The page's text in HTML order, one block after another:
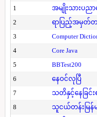
1
အမျိုးသားပညာ
2
ရာပြည့်အမှ
3
Computer
4
Core Java
5
BBTest200
6
နေဝင်လုပြီ
7
သတိနှင့်နေခြင်
8
သူငယ်တန်းမြန်